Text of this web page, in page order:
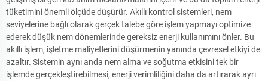
tüketimini önemli ölçüde düşürür. Akıllı kontrol sistemleri, nem
seviyelerine bağlı olarak gerçek talebe göre işlem yapmayı optimize
ederek düşük nem dönemlerinde gereksiz enerji kullanımını önler. Bu
akıllı işlem, işletme maliyetlerini düşürmenin yanında çevresel etkiyi de
azaltır. Sistemin aynı anda nem alma ve soğutma etkisini tek bir
işlemde gerçekleştirebilmesi, enerji verimliliğini daha da artırarak ayrı